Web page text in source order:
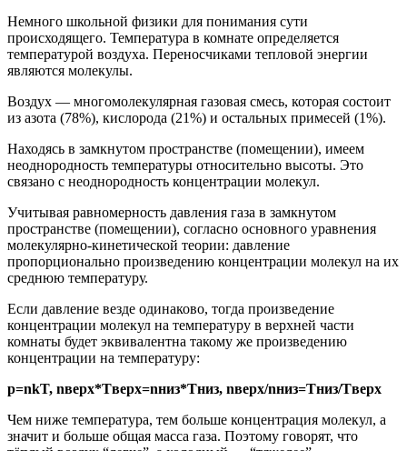
Немного школьной физики для понимания сути
происходящего. Температура в комнате определяется
температурой воздуха. Переносчиками тепловой энергии
являются молекулы.
Воздух — многомолекулярная газовая смесь, которая состоит
из азота (78%), кислорода (21%) и остальных примесей (1%).
Находясь в замкнутом пространстве (помещении), имеем
неоднородность температуры относительно высоты. Это
связано с неоднородность концентрации молекул.
Учитывая равномерность давления газа в замкнутом
пространстве (помещении), согласно основного уравнения
молекулярно-кинетической теории: давление
пропорционально произведению концентрации молекул на их
среднюю температуру.
Если давление везде одинаково, тогда произведение
концентрации молекул на температуру в верхней части
комнаты будет эквивалентна такому же произведению
концентрации на температуру:
p=nkT, nверх*Tверх=nниз*Tниз, nверх/nниз=Tниз/Tверх
Чем ниже температура, тем больше концентрация молекул, а
значит и больше общая масса газа. Поэтому говорят, что